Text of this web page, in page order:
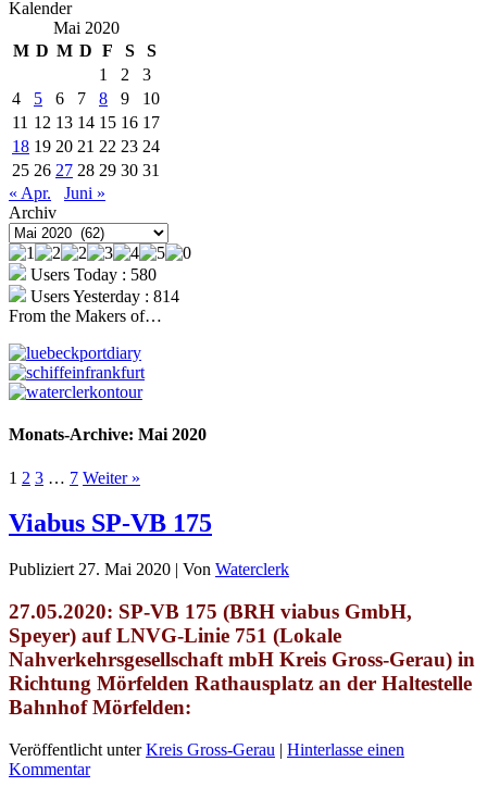
Kalender
Mai 2020
M D M D F S
S
1
2
3
4
5 6 7 8 9
10
11 12 13 14 15 16 17
18 19 20 21 22 23 24
25 26 27 28 29 30 31
« Apr.
Juni »
Archiv
Archiv
Users Today : 580
Users Yesterday : 814
From the Makers of…
Monats-Archive: Mai 2020
1 2 3 … 7 Weiter »
Viabus SP-VB 175
Publiziert 27. Mai 2020 | Von Waterclerk
27.05.2020: SP-VB 175 (BRH viabus GmbH,
Speyer) aufLNVG-Linie 751 (Lokale
Nahverkehrsgesellschaft mbH Kreis Gross-Gerau) in
Richtung Mörfelden Rathausplatz an der Haltestelle
Bahnhof Mörfelden:
Veröffentlicht unter Kreis Gross-Gerau | Hinterlasse einen
Kommentar